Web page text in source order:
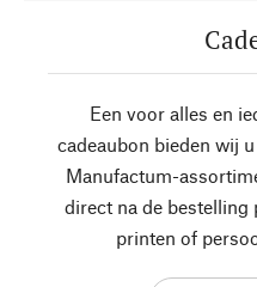
Een voor alles en
cadeaubon bieden wij
Manufactum-
direct na de bestelling
printen of